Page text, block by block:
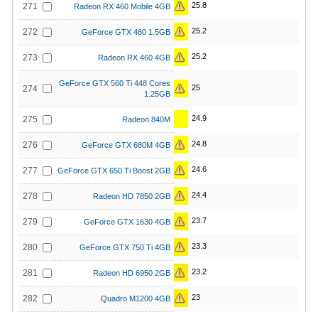
271 Radeon RX 460 Mobile 4GB 25.8
272 GeForce GTX 480 1.5GB 25.2
273 Radeon RX 460 4GB 25.2
274
GeForce GTX 560 Ti 448 Cores
1.25GB
25
275 Radeon 840M 24.9
276 GeForce GTX 680M 4GB 24.8
277 GeForce GTX 650 Ti Boost 2GB 24.6
278 Radeon HD 7850 2GB 24.4
279 GeForce GTX 1630 4GB 23.7
280 GeForce GTX 750 Ti 4GB 23.3
281 Radeon HD 6950 2GB 23.2
282 Quadro M1200 4GB 23